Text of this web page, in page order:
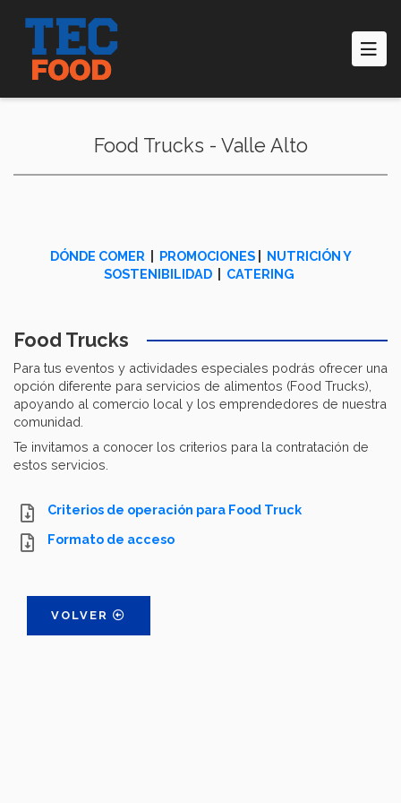
principal
Food Trucks - Valle Alto
DÓNDE COMER| PROMOCIONES|
NUTRICIÓN Y
SOSTENIBILIDAD
CATERING
Food Trucks
Para tus eventos y actividades especiales podrás ofrecer una
opción diferente para servicios de alimentos (Food Trucks),
apoyando al comercio local y los emprendedores de nuestra
comunidad.
Te invitamos a conocer los criterios para la contratación de
estos servicios.
Criterios de operación para Food Truck
Formato de acceso
VOLVER